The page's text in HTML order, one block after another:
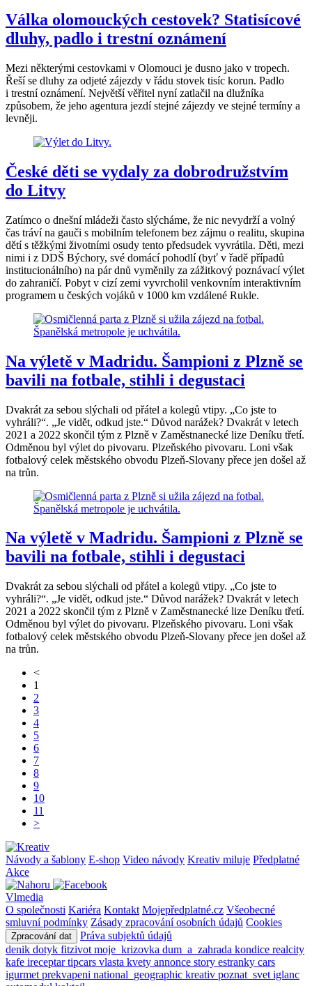
Válka olomouckých cestovek? Statisícové
dluhy, padlo i trestní oznámení
Mezi některými cestovkami v Olomouci je dusno jako v tropech.
Řeší se dluhy za odjeté zájezdy v řádu stovek tisíc korun. Padlo
i trestní oznámení. Největší věřitel nyní zatlačil na dlužníka
způsobem, že jeho agentura jezdí stejné zájezdy ve stejné termíny a
levněji.
České děti se vydaly za dobrodružstvím
do Litvy
Zatímco o dnešní mládeži často slýcháme, že nic nevydrží a volný
čas tráví na gauči s mobilním telefonem bez zájmu o realitu, skupina
dětí s těžkými životními osudy tento předsudek vyvrátila. Děti, mezi
nimi i z DDŠ Býchory, své domácí pohodlí (byť v řadě případů
institucionálního) na pár dnů vyměnily za zážitkový poznávací výlet
do zahraničí. Pobyt v cizí zemi vyvrcholil venkovním interaktivním
programem u českých vojáků v 1000 km vzdálené Rukle.
Na výletě v Madridu. Šampioni z Plzně se
bavili na fotbale, stihli i degustaci
Dvakrát za sebou slýchali od přátel a kolegů vtipy. „Co jste to
vyhráli?“. „Je vidět, odkud jste.“ Důvod narážek? Dvakrát v letech
2021 a 2022 skončil tým z Plzně v Zaměstnanecké lize Deníku třetí.
Odměnou byl výlet do pivovaru. Plzeňského pivovaru. Loni však
fotbalový celek městského obvodu Plzeň-Slovany přece jen došel až
na trůn.
Na výletě v Madridu. Šampioni z Plzně se
bavili na fotbale, stihli i degustaci
Dvakrát za sebou slýchali od přátel a kolegů vtipy. „Co jste to
vyhráli?“. „Je vidět, odkud jste.“ Důvod narážek? Dvakrát v letech
2021 a 2022 skončil tým z Plzně v Zaměstnanecké lize Deníku třetí.
Odměnou byl výlet do pivovaru. Plzeňského pivovaru. Loni však
fotbalový celek městského obvodu Plzeň-Slovany přece jen došel až
na trůn.
<
1
2
3
4
5
6
7
8
9
10
11
>
Návody a šablony E-shop Video návody Kreativ miluje Předplatné
Akce
Vlmedia
O společnosti Kariéra Kontakt Mojepředplatné.cz Všeobecné
smluvní podmínky Zásady zpracování osobních údajů Cookies
Zpracování dat
Práva subjektů údajů
denik dotyk fitzivot moje_krizovka dum_a_zahrada kondice realcity
kafe ireceptartipcars vlasta kvety annonce story estranky cars
igurmet prekvapeni national_geographic kreativ poznat_svet iglanc